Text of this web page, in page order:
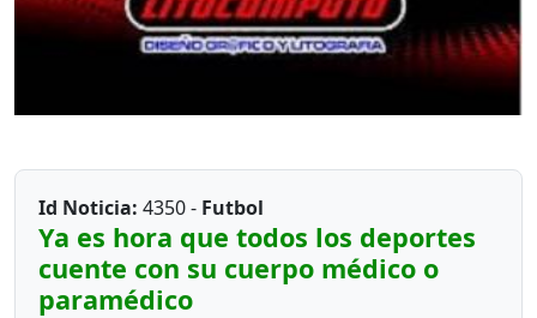
Id Noticia: 4350 - Futbol
Ya es hora que todos los deportes
cuente con su cuerpo médico o
paramédico